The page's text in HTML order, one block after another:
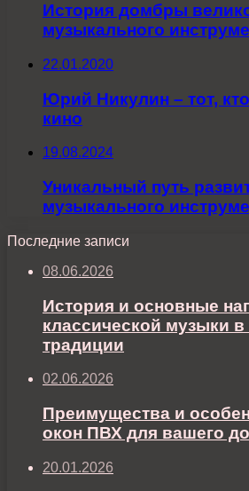
История домбры
музыкального
22.01.2020
Юрий Никулин – тот,
кино
19.08.2024
Уникальный путь
музыкального
Последние записи
08.06.2026
История и основные
классической музыки
традиции
02.06.2026
Преимущества и
окон ПВХ для вашего
20.01.2026